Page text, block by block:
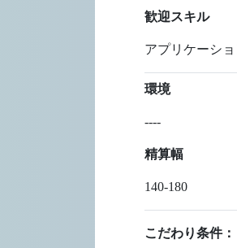
歓迎スキル
アプリケーシ
環境
----
精算幅
140-180
こだわり条件：